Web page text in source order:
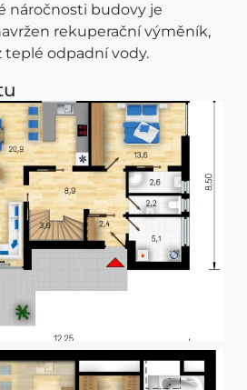
náročnosti budovy je
rekuperační výměník,
teplé odpadní vody.